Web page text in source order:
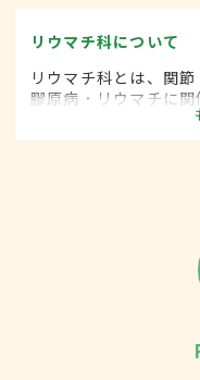
リウマチ科について
リウマチ科とは、関
膠原病・リウマチに